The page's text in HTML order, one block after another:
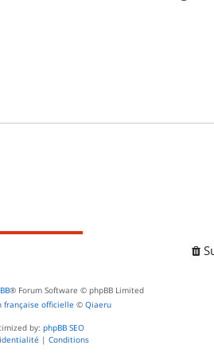
e
® Forum Software © phpBB Limited
française officielle © Qiaeru
by: phpBB SEO
| Conditions